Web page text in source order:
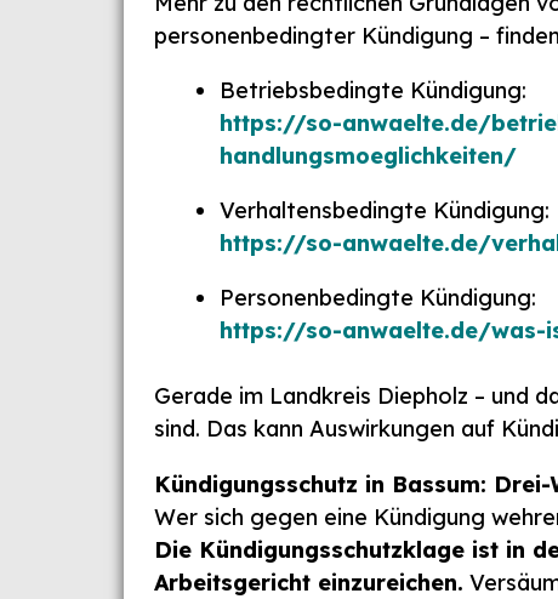
personenbedingter Kündigung –
Betriebsbedingte Kündigung:
https://so-anwaelte.de/
handlungsmoeglichkeiten/
Verhaltensbedingte Kündigung:
https://so-anwaelte.de/
Personenbedingte Kündigung:
https://so-anwaelte.de/was-
Gerade im Landkreis Diepholz – und
sind. Das kann Auswirkungen auf
Kündigungsschutz in Bassum:
Wer sich gegen eine Kündigung
Die Kündigungsschutzklage ist in
Arbeitsgericht einzureichen.